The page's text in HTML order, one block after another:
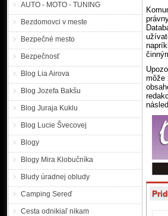
AUTO - MOTO - TUNING
Bezdomovci v meste
Bezpečné mesto
Bezpečnosť
Blog Lia Airova
Blog Jozefa Bakšu
Blog Juraja Kuklu
Blog Lucie Švecovej
Blogy
Blogy Mira Klobučníka
Bludy úradnej obludy
Camping Sereď
Cesta odnikiaľ nikam
môže